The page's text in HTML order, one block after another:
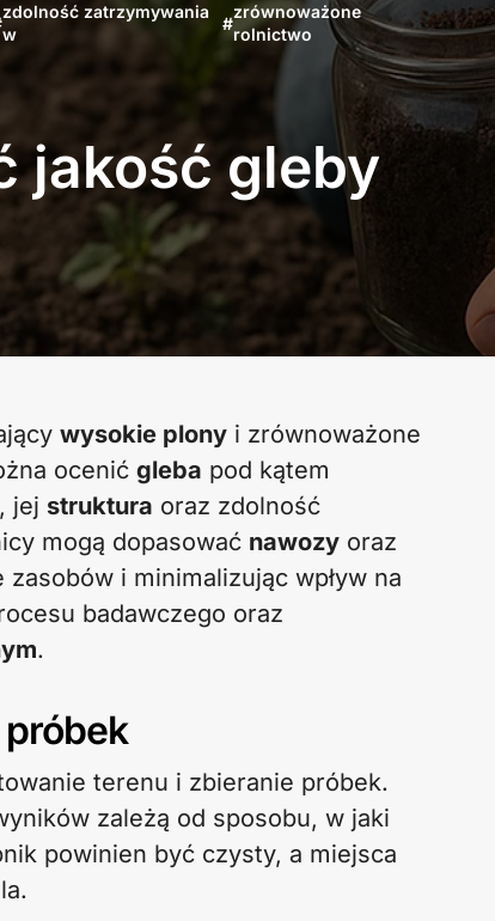
zdolność zatrzymywania
w
#
zrównoważone
rolnictwo
jakość gleby
wysokie plony i zrównoważone
ocenić gleba pod kątem
, jej struktura oraz zdolność
mogą dopasować nawozy oraz
i minimalizując wpływ na
badawczego oraz
.
terenu i zbieranie próbek.
zależą od sposobu, w jaki
powinien być czysty, a miejsca